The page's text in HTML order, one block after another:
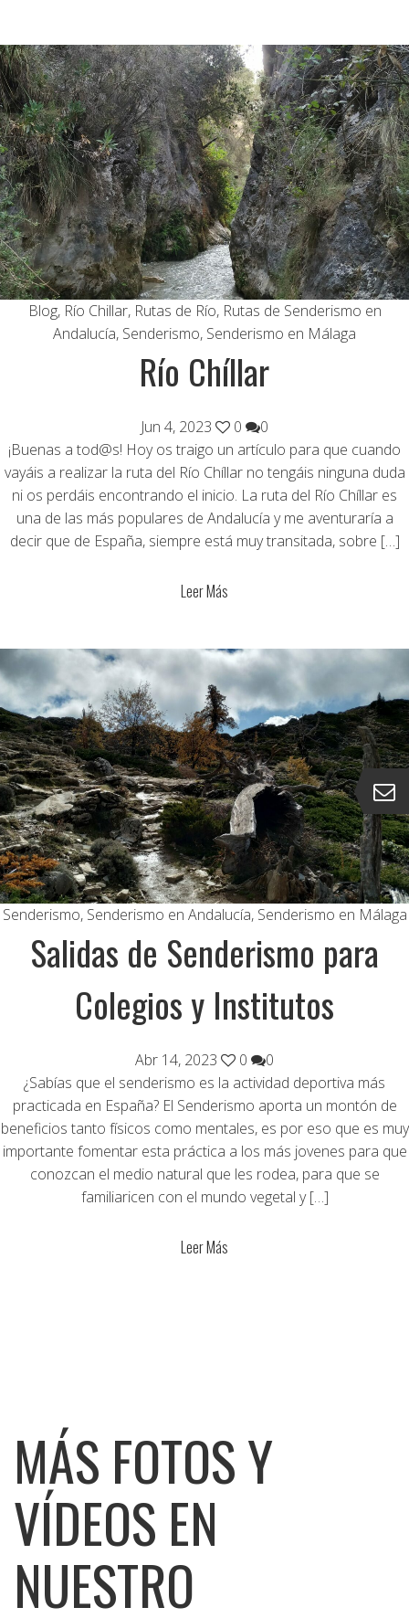
Blog, Río Chillar, Rutas de Río, Rutas de Senderismo en
Andalucía, Senderismo, Senderismo en Málaga
Río Chíllar
Jun 4, 2023 0
0
¡Buenas a tod@s! Hoy os traigo un artículo para que cuando
vayáis a realizar la ruta del Río Chíllar no tengáis ninguna duda
ni os perdáis encontrando el inicio. La ruta del Río Chíllar es
una de las más populares de Andalucía y me aventuraría a
decir que de España, siempre está muy transitada, sobre […]
Leer Más
Senderismo, Senderismo en Andalucía, Senderismo en Málaga
Salidas de Senderismo para
Colegios y Institutos
Abr 14, 2023 0
0
¿Sabías que el senderismo es la actividad deportiva más
practicada en España? El Senderismo aporta un montón de
beneficios tanto físicos como mentales, es por eso que es muy
importante fomentar esta práctica a los más jovenes para que
conozcan el medio natural que les rodea, para que se
familiaricen con el mundo vegetal y […]
Leer Más
MÁS FOTOS Y
VÍDEOS EN
NUESTRO